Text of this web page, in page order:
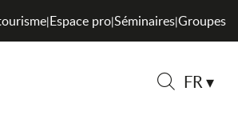
FR
|Espace pro|Séminaires|Groupes